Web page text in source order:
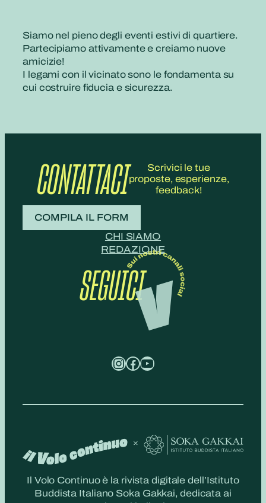
Siamo nel pieno degli eventi estivi di quartiere.
Partecipiamo attivamente e creiamo nuove
amicizie!
I legami con il vicinato sono le fondamenta su
cui costruire fiducia e sicurezza.
CONTATTACI
Scrivici le tue
proposte, esperienze,
feedback!
COMPILA IL FORM
CHI SIAMO
REDAZIONE
SEGUICI
InstagramFacebook YouTube
Il Volo Continuo è la rivista digitale dell’Istituto
Buddista Italiano Soka Gakkai, dedicata ai